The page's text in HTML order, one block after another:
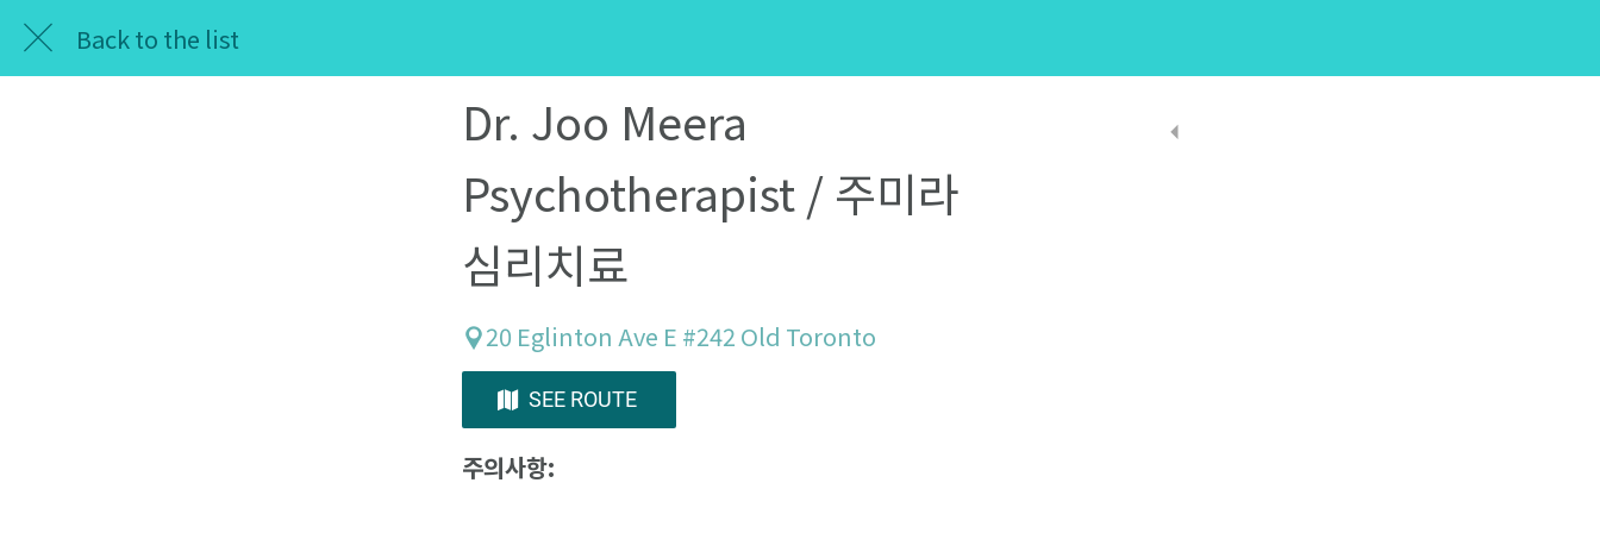
Back to the list
Dr. Joo Meera
Psychotherapist / 주미라
심리치료
20 Eglinton Ave E #242 Old Toronto
SEE ROUTE
주의사항: